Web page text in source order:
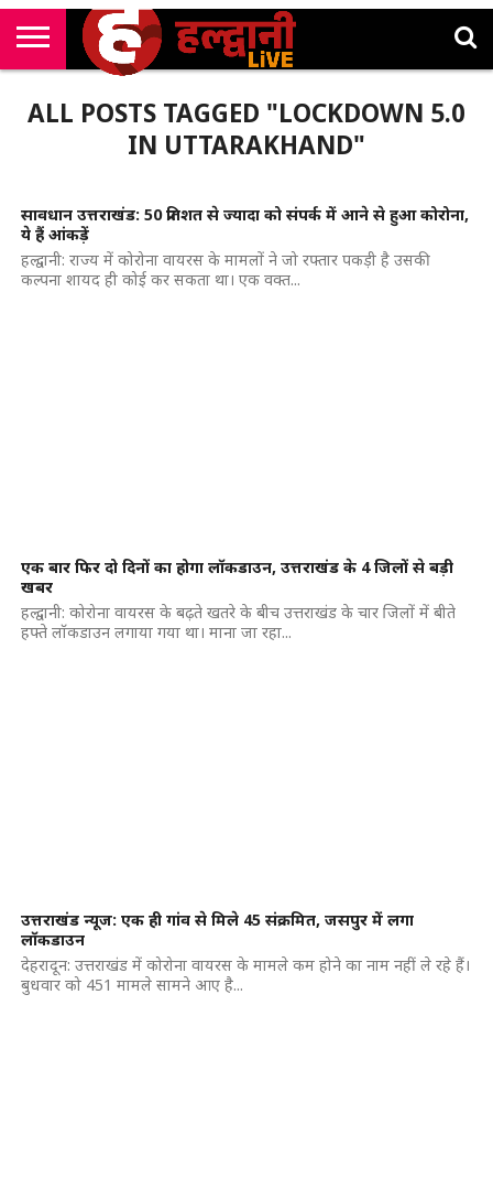
राष्ट्रीय
एम
कॉर्नर
न्यूज़
अलर्ट्स
ALL POSTS TAGGED "LOCKDOWN 5.0
IN UTTARAKHAND"
सावधान उत्तराखंड: 50 प्रतिशत से ज्यादा को संपर्क में आने से हुआ कोरोना,
ये हैं आंकड़ें
हल्द्वानी: राज्य में कोरोना वायरस के मामलों ने जो रफ्तार पकड़ी है उसकी
कल्पना शायद ही कोई कर सकता था। एक वक्त...
एक बार फिर दो दिनों का होगा लॉकडाउन, उत्तराखंड के 4 जिलों से बड़ी
खबर
हल्द्वानी: कोरोना वायरस के बढ़ते खतरे के बीच उत्तराखंड के चार जिलों में बीते
हफ्ते लॉकडाउन लगाया गया था। माना जा रहा...
उत्तराखंड न्यूज: एक ही गांव से मिले 45 संक्रमित, जसपुर में लगा
लॉकडाउन
देहरादून: उत्तराखंड में कोरोना वायरस के मामले कम होने का नाम नहीं ले रहे हैं।
बुधवार को 451 मामले सामने आए है...